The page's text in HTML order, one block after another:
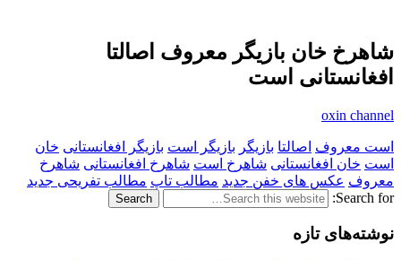
شاهرخ خان بازیگر معروف اصالتا
افغانستانی است
oxin channel
است معروف اصالتا بازیگر بازیگر است بازیگر افغانستانی خان
است خان افغانستانی شاهرخ است شاهرخ افغانستانی شاهرخ
معروف عکس های خفن جدید مطالب تاپ مطالب تفریحی جدید
Search for:
نوشته‌های تازه